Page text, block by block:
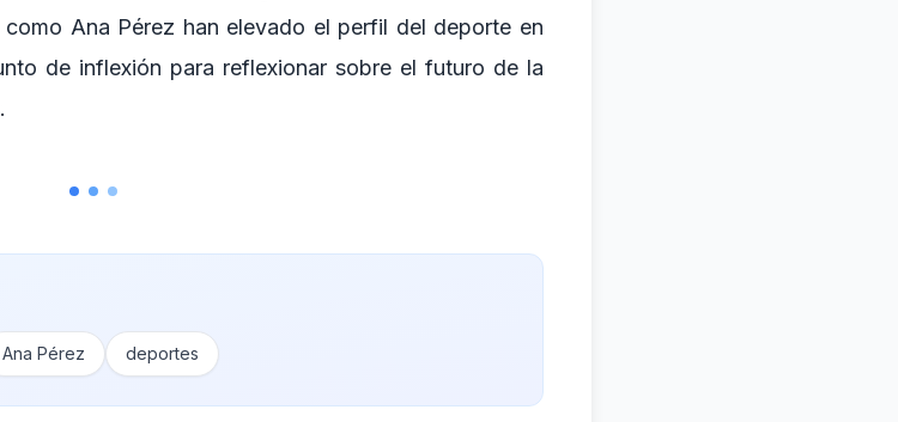
Ana Pérez han elevado el perfil del deporte en
de inflexión para reflexionar sobre el futuro de la
Ana Pérez deportes